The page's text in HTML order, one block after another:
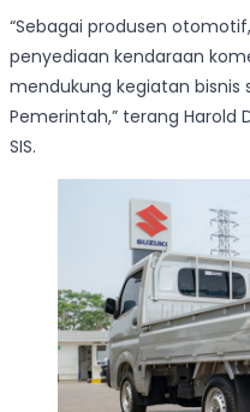
“Sebagai produsen
penyediaan kendaraan
mendukung kegiatan bisnis
Pemerintah,” terang Harold
SIS.